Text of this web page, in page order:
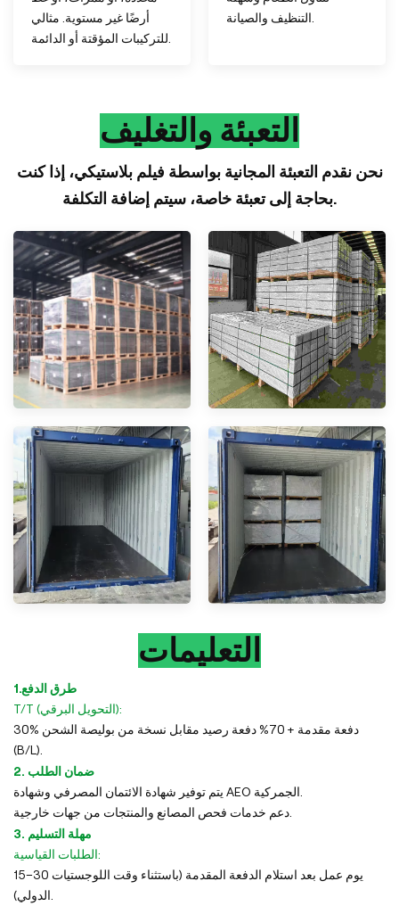
أرضًا غير مستوية. مثالي
للتركيبات المؤقتة أو الدائمة.
التعبئة والتغليف
نحن نقدم التعبئة المجانية بواسطة فيلم بلاستيكي، إذا كنت
بحاجة إلى تعبئة خاصة، سيتم إضافة التكلفة.
التعليمات
1.طرق الدفع
T/T (التحويل البرقي):
30% دفعة مقدمة + 70% دفعة رصيد مقابل نسخة من بوليصة الشحن
(B/L).
2. ضمان الطلب
يتم توفير شهادة الائتمان المصرفي وشهادة AEO الجمركية.
دعم خدمات فحص المصانع والمنتجات من جهات خارجية.
3. مهلة التسليم
الطلبات القياسية:
15–30 يوم عمل بعد استلام الدفعة المقدمة (باستثناء وقت اللوجستيات
الدولي).